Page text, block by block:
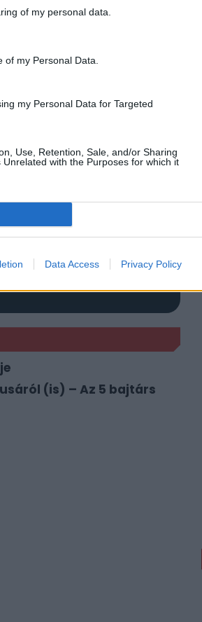
of my personal data.
my Personal Data.
my Personal Data for Targeted
Use, Retention, Sale, and/or Sharing
with the Purposes for which it
Data Access Privacy Policy
tartalmairól véletlenül
(is) – Az 5 bajtárs